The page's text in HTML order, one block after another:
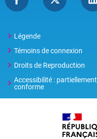
Légende
Témoins de connexion
Droits de Reproduction
Accessibilité : partiellement
conforme